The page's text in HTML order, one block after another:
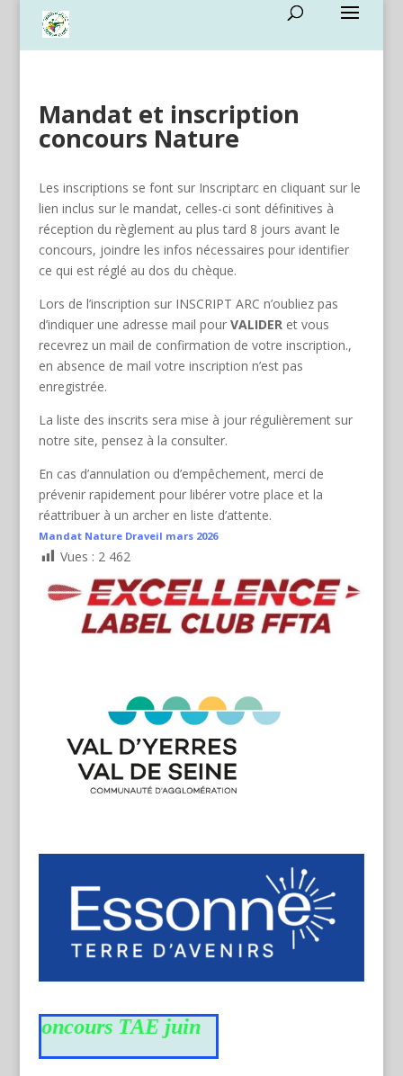
Mandat et inscription
concours Nature
Les inscriptions se font sur Inscriptarc en cliquant sur le
lien inclus sur le mandat, celles-ci sont définitives à
réception du règlement au plus tard 8 jours avant le
concours, joindre les infos nécessaires pour identifier
ce qui est réglé au dos du chèque.
Lors de l’inscription sur INSCRIPT ARC n’oubliez pas
d’indiquer une adresse mail pour VALIDERet vous
recevrez un mail de confirmation de votre inscription.,
en absence de mail votre inscription n’est pas
enregistrée.
La liste des inscrits sera mise à jour régulièrement sur
notre site, pensez à la consulter.
En cas d’annulation ou d’empêchement, merci de
prévenir rapidement pour libérer votre place et la
réattribuer à un archer en liste d’attente.
Mandat Nature Draveil mars 2026
Vues : 2 462
concours TAE juin